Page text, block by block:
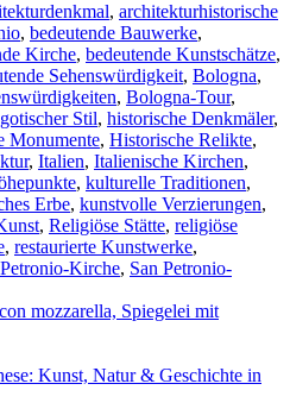
, architekturhistorische
, bedeutende Bauwerke,
Kirche, bedeutende Kunstschätze,
Sehenswürdigkeit, Bologna,
, Bologna-Tour,
gotischer Stil, historische Denkmäler,
Monumente, Historische Relikte,
, Italien, Italienische Kirchen,
, kulturelle Traditionen,
Erbe, kunstvolle Verzierungen,
, Religiöse Stätte, religiöse
, restaurierte Kunstwerke,
Kirche, San Petronio-
mozzarella, Spiegelei mit
Kunst, Natur & Geschichte in